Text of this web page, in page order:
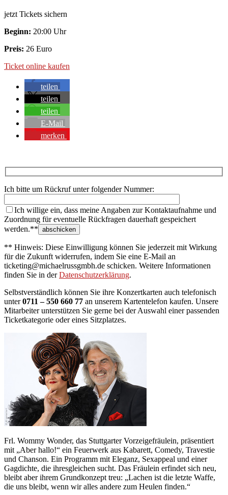
jetzt Tickets sichern
Beginn: 20:00 Uhr
Preis: 26 Euro
Ticket online kaufen
teilen
teilen
teilen
E-Mail
merken
Ich bitte um Rückruf unter folgender Nummer:
Ich willige ein, dass meine Angaben zur Kontaktaufnahme und
Zuordnung für eventuelle Rückfragen dauerhaft gespeichert
werden.**
** Hinweis: Diese Einwilligung können Sie jederzeit mit Wirkung
für die Zukunft widerrufen, indem Sie eine E-Mail an
ticketing@michaelrussgmbh.de schicken. Weitere Informationen
finden Sie in derDatenschutzerklärung.
Selbstverständlich können Sie ihre Konzertkarten auch telefonisch
unter0711 – 550 660 77 an unserem Kartentelefon kaufen. Unsere
Mitarbeiter unterstützen Sie gerne bei der Auswahl einer passenden
Ticketkategorie oder eines Sitzplatzes.
Frl. Wommy Wonder, das Stuttgarter Vorzeigefräulein, präsentiert
mit „Aber hallo!“ ein Feuerwerk aus Kabarett, Comedy, Travestie
und Chanson. Ein Programm mit Eleganz, Sexappeal und einer
Gagdichte, die ihresgleichen sucht. Das Fräulein erfindet sich neu,
bleibt aber ihrem Grundkonzept treu: „Lachen ist die letzte Waffe,
die uns bleibt, wenn wir alles andere zum Heulen finden.“